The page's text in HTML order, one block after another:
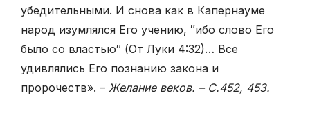
убедитель­ными. И снова как в Капернауме
народ изумлялся Его учению, ″ибо слово Его
было со властью″ (От Луки 4:32)… Все
удивлялись Его познанию закона и
пророчеств». – Желание веков. – С.452, 453.